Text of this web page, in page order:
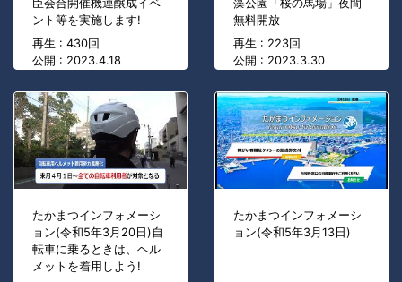
臣会合開催機運醸成イベ
ント等を実施します!
再生 : 430回
公開 : 2023.4.18
藻公園「桜の馬場」夜間
無料開放
再生 : 223回
公開 : 2023.3.30
たかまつインフォメーシ
ョン(令和5年3月20日)自
転車に乗るときは、ヘル
メットを着用しよう!
たかまつインフォメーシ
ョン(令和5年3月13日)